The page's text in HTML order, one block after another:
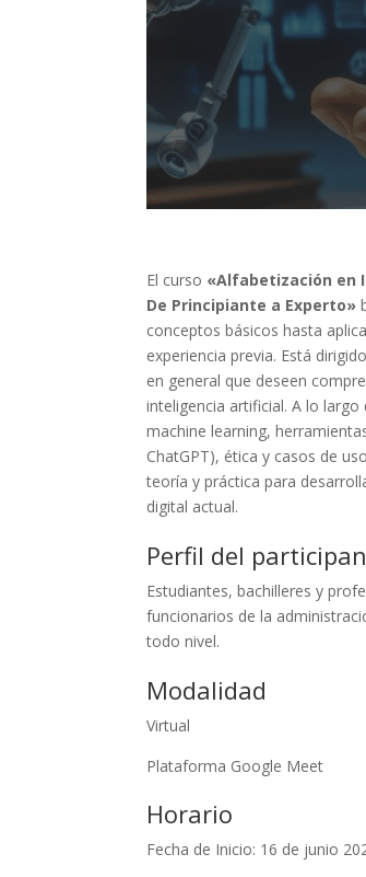
El curso «Alfabetización en
De Principiante a Experto»
conceptos básicos hasta
experiencia previa. Está
en general que deseen
inteligencia artificial. A lo
machine learning,
ChatGPT), ética y casos de
teoría y práctica para
digital actual.
Perfil del
Estudiantes, bachilleres y
funcionarios de la
todo nivel.
Modalidad
Virtual
Plataforma Google Meet
Horario
Fecha de Inicio: 16 de junio